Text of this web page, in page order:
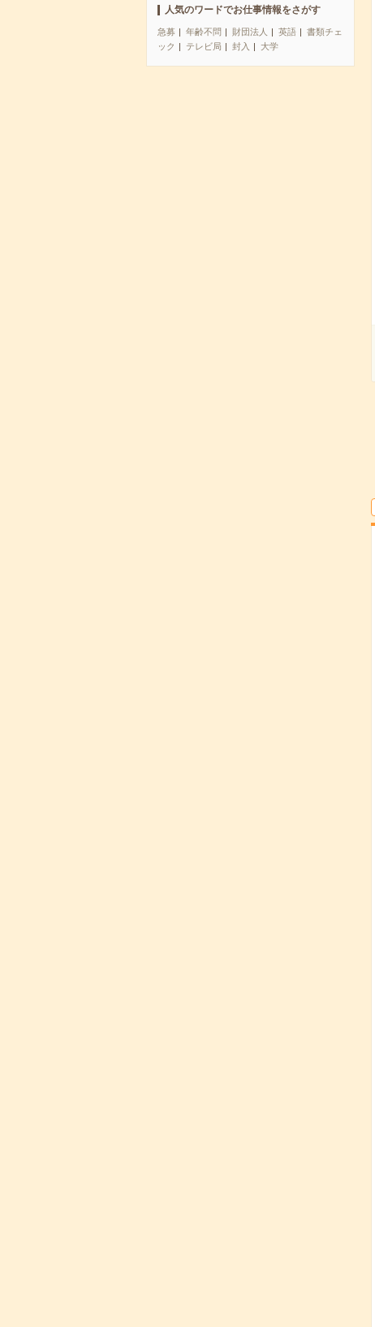
人気のワードでお仕事情報をさがす
急募 年齢不問 財団法人 英語
書類チェ
ック
テレビ局 封入 大学